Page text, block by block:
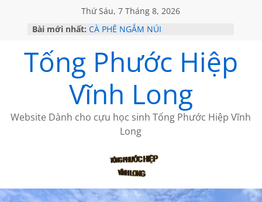
Thứ Sáu, 7 Tháng 8, 2026
Bài mới nhất: CÀ PHÊ NGẮM NÚI
HỌC SỬ HỒI XƯA
MỘT ĐỜI ĐI QUA NHỮNG TRANG
SÁCH
BẤT CHỢT CỦA CHÂU LỆ DUNG
Tống Phước Hiệp
Vĩnh Long
Website Dành cho cựu học sinh Tống Phước Hiệp Vĩnh
Long